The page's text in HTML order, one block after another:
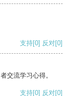
支持[0] 反对[0]
交流学习心得。
支持[0] 反对[0]